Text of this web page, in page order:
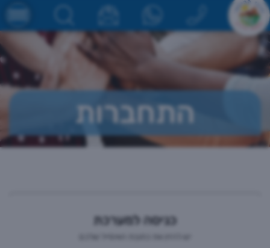
התחברות
כניסה למערכת